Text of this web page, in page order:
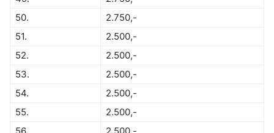
50.
2.750,-
51.
2.500,-
52.
2.500,-
53.
2.500,-
54.
2.500,-
55.
2.500,-